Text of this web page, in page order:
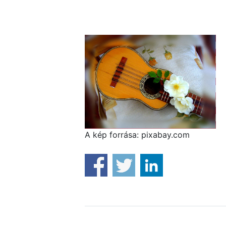
A kép forrása: pixabay.com